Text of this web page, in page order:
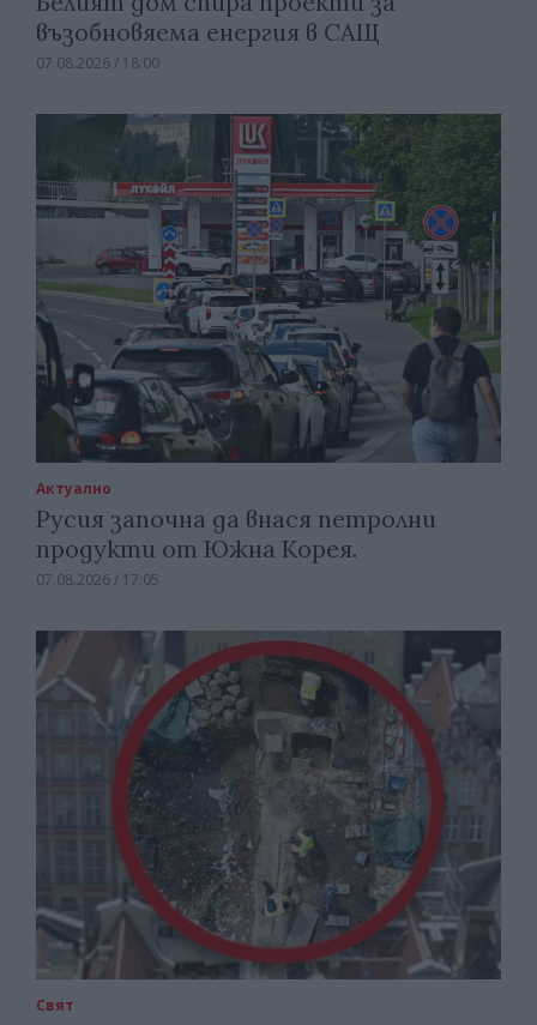
възобновяема енергия в САЩ
07.08.2026 / 18:00
Актуално
Русия започна да внася петролни
продукти от Южна Корея.
07.08.2026 / 17:05
Свят